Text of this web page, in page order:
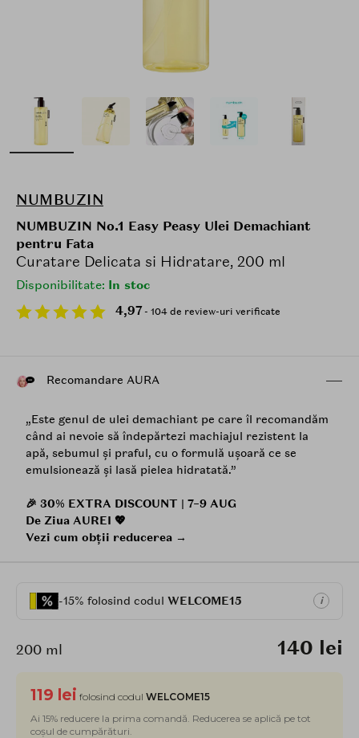
NUMBUZIN
NUMBUZIN No.1 Easy Peasy Ulei Demachiant
pentru Fata
Curatare Delicata si Hidratare, 200 ml
Disponibilitate: In stoc
4,97 - 104 de review-uri verificate
Recomandare AURA
„Este genul de ulei demachiant pe care îl recomandăm
când ai nevoie să îndepărtezi machiajul rezistent la
apă, sebumul și praful, cu o formulă ușoară ce se
emulsionează și lasă pielea hidratată.”
🎉 30% EXTRA DISCOUNT | 7–9 AUG
De Ziua AUREI 💖
Vezi cum obții reducerea →
-15% folosind codul WELCOME15 i
200 ml 140 lei
119 lei folosind codul WELCOME15
Ai 15% reducere la prima comandă. Reducerea se aplică pe tot
coșul de cumpărături.